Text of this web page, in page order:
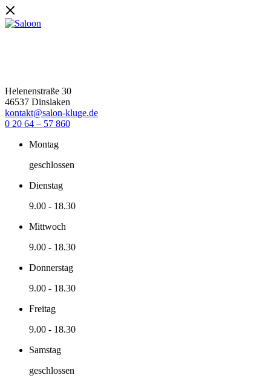
Helenenstraße 30
46537 Dinslaken
kontakt@salon-kluge.de
0 20 64 – 57 860
Montag
geschlossen
Dienstag
9.00 - 18.30
Mittwoch
9.00 - 18.30
Donnerstag
9.00 - 18.30
Freitag
9.00 - 18.30
Samstag
geschlossen